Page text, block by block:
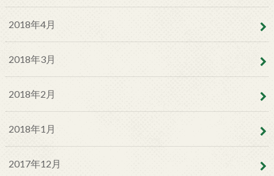
2018年4月
2018年3月
2018年2月
2018年1月
2017年12月